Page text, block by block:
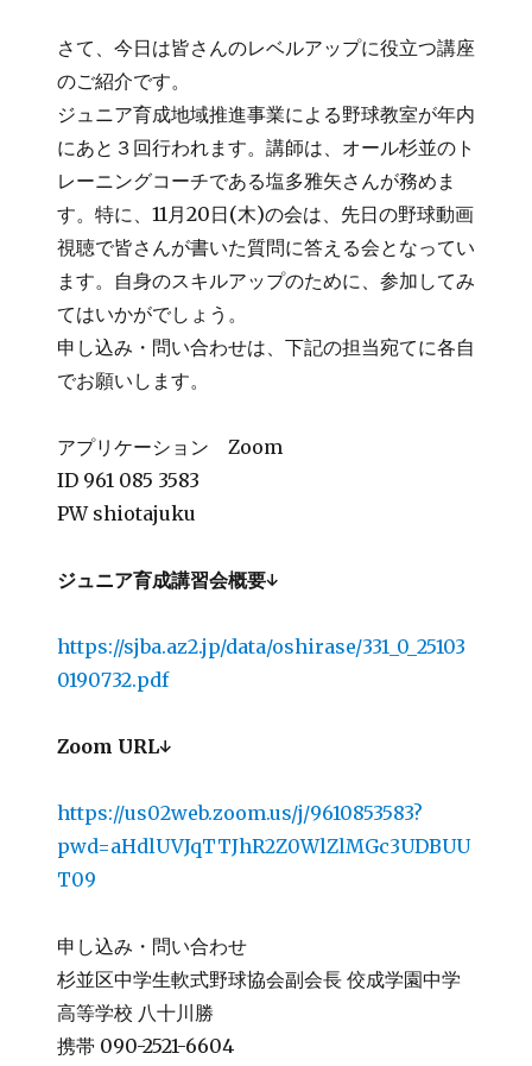
さて、今日は皆さんのレベルアップに役立つ講座
のご紹介です。
ジュニア育成地域推進事業による野球教室が年内
にあと３回行われます。講師は、オール杉並のト
レーニングコーチである塩多雅矢さんが務めま
す。特に、11月20日(木)の会は、先日の野球動画
視聴で皆さんが書いた質問に答える会となってい
ます。自身のスキルアップのために、参加してみ
てはいかがでしょう。
申し込み・問い合わせは、下記の担当宛てに各自
でお願いします。
アプリケーション Zoom
ID 961 085 3583
PW shiotajuku
ジュニア育成講習会概要↓
https://sjba.az2.jp/data/oshirase/331_0_25103
0190732.pdf
Zoom URL↓
https://us02web.zoom.us/j/9610853583?
pwd=aHdlUVJqTTJhR2Z0WlZlMGc3UDBUU
T09
申し込み・問い合わせ
杉並区中学生軟式野球協会副会長 佼成学園中学
高等学校 八十川勝
携帯 090-2521-6604